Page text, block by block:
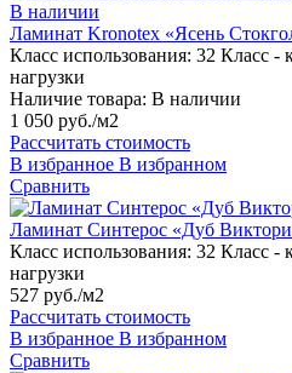
В наличии
Ламинат Kronotex «Ясень
Класс использования: 32 Класс -
нагрузки
Наличие товара: В наличии
1 050 руб./м2
Рассчитать стоимость
В избранное В избранном
Сравнить
Ламинат Синтерос «Дуб
Класс использования: 32 Класс -
нагрузки
527 руб./м2
Рассчитать стоимость
В избранное В избранном
Сравнить